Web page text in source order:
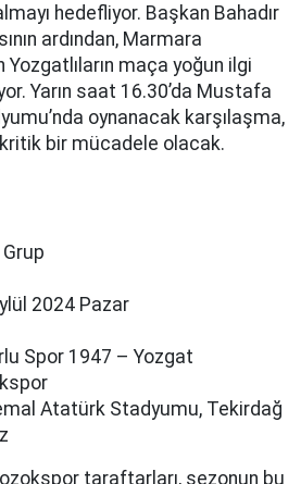
hedefliyor. Başkan Bahadır
ardından, Marmara
maça yoğun ilgi
Yarın saat 16.30’da Mustafa
oynanacak karşılaşma,
bir mücadele olacak.
Grup
2024 Pazar
Spor 1947 – Yozgat
Atatürk Stadyumu, Tekirdağ
taraftarları, sezonun bu